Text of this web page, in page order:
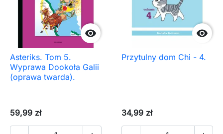

Asteriks. Tom 5.
Wyprawa Dookoła Galii
(oprawa twarda).
59,99 zł

Przytulny dom Chi - 4.
34,99 zł